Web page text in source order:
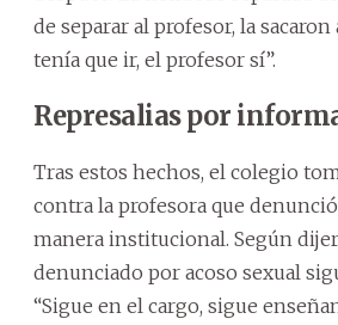
de separar al profesor, la sacaron
tenía que ir, el profesor sí”.
Represalias por
Tras estos hechos, el colegio
contra la profesora que
manera institucional. Según
denunciado por acoso sexual
“Sigue en el cargo, sigue